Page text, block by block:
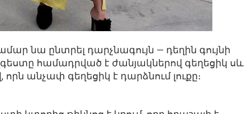
նա ընտրել դարչնագույն — դեղին գույնի
համադրված է ժանյակներով գեղեցիկ սև
անչափ գեղեցիկ է դարձնում լուքը։